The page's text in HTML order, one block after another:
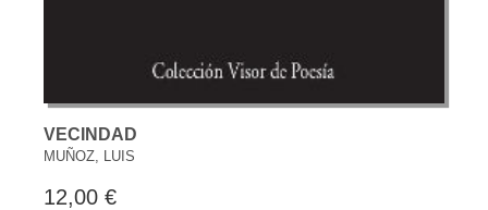
VECINDAD
MUÑOZ, LUIS
12,00 €